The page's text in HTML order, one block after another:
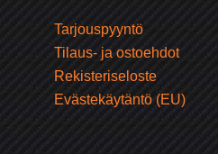
Tarjouspyyntö
Tilaus- ja ostoehdot
Rekisteriseloste
Evästekäytäntö (EU)